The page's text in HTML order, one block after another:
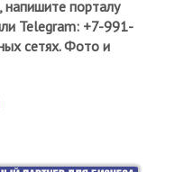
напишите порталу
Telegram: +7-991-
сетях. Фото и